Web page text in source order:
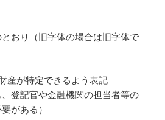
おり（旧字体の場合は旧字体で
産が特定できるよう表記
、登記官や金融機関の担当者等の
がある）